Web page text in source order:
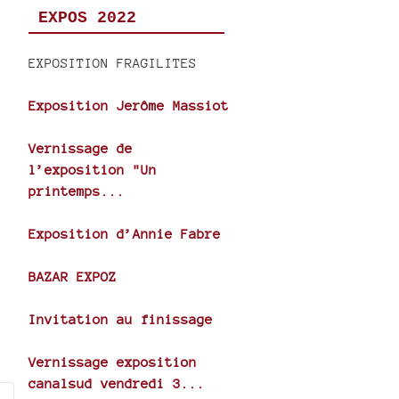
EXPOS 2022
EXPOSITION FRAGILITES
Exposition Jerôme Massiot
Vernissage de
l’exposition "Un
printemps...
Exposition d’Annie Fabre
BAZAR EXPOZ
Invitation au finissage
Vernissage exposition
canalsud vendredi 3...